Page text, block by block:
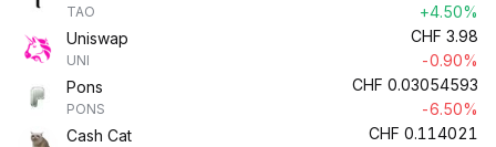
TAO
+4.50%
Uniswap
UNI
CHF 3.98
-0.90%
Pons
PONS
CHF 0.03054593
-6.50%
Cash Cat
CHF 0.114021